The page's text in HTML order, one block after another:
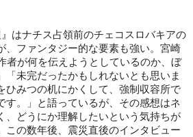
』はナチス占領前のチェコスロバキアの
、ファンタジー的な要素も強い。宮崎
者が何を伝えようとしているのか、ぼ
「未完だったかもしれないとも思いま
ひみつの机にかくして、強制収容所で
す。」と語っているが、その感想はネ
、どうにか理解したいという気持ちが
この数年後、震災直後のインタビュー